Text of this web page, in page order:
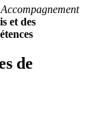
Accompagnement
et des
de